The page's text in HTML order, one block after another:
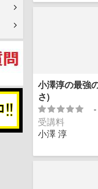
小澤淳の最強
さ)
-
受講料
小澤 淳